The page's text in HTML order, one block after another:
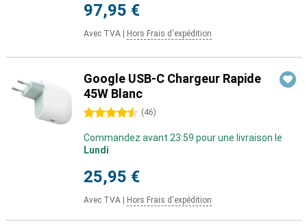
97,95 €
Avec TVA Hors Frais d'expédition
Google USB-C Chargeur Rapide
45W Blanc
4.5 étoiles (46)
Commandez avant 23:59 pour une livraison le
Lundi
25,95 €
Avec TVA Hors Frais d'expédition